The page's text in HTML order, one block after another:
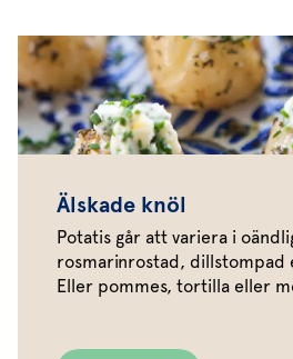
Älskade knöl
Potatis går att variera i
rosmarinrostad, dillstompad
Eller pommes, tortilla eller